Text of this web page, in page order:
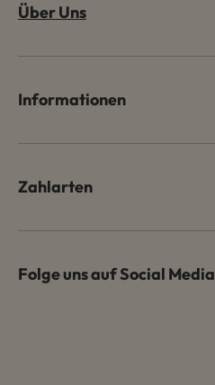
Über Uns
Informationen
Zahlarten
Folge uns auf Social Media